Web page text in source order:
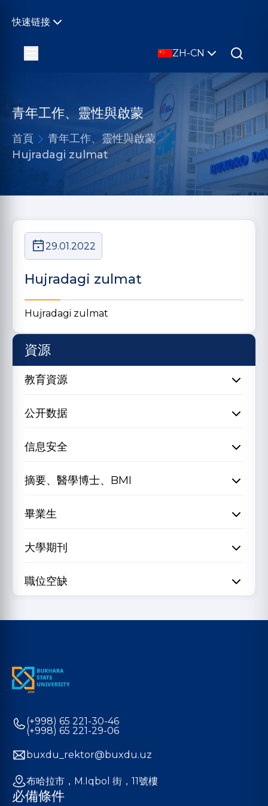
快速链接
ZH-CN
青年工作、靈性與啟蒙
首頁
青年工作、靈性與啟蒙
Hujradagi zulmat
29.01.2022
Hujradagi zulmat
Hujradagi zulmat
資源
教育資源
公开数据
信息安全
摘要、醫學博士、BMI
畢業生
大學期刊
職位空缺
(+998) 65 221-30-46
(+998) 65 221-29-06
buxdu_rektor@buxdu.uz
布哈拉市，M.Iqbol 街，11號樓
必備條件